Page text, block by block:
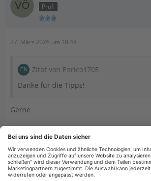
Profi
27. März 2026 um 18:48
Zitat von Enrico1705
Danke für die Tipps!
Gerne
Billy 27. März 2026 um 18:50
Hat das Thema geschlossen.